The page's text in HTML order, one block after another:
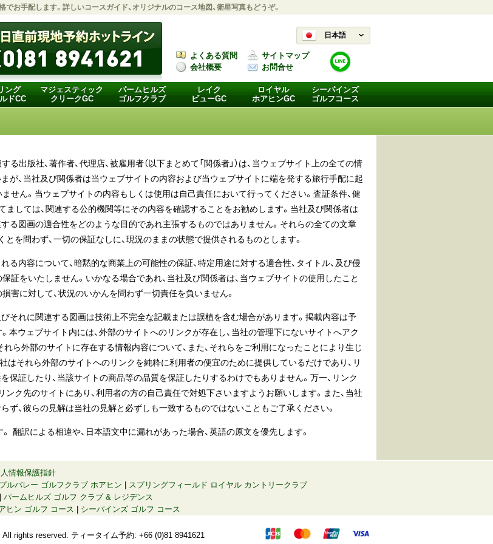
でお手配します。詳しいコースガイド、オリジナルのコース地図、衛星写真もどうぞ。
日本語
よくある質問
会社概要
サイトマップ
お問合せ
ング
ドCC
マジェスティック
クリークGC
パームヒルズ
ゴルフクラブ
レイク
ビューGC
ロイヤル
ホアヒンGC
シーパインズ
ゴルフコース
する出版社、著作者、代理店、被雇用者（以下まとめて「関係者」）は、当ウェブサイト上の全ての情
が、当社及び関係者は当ウェブサイトの内容および当ウェブサイトに端を発する旅行手配に起
せん。当ウェブサイトの内容もしくは使用は自己責任において行ってください。査証条件、健
ましては、関連する公的機関等にその内容を確認することをお勧めします。当社及び関係者は
る図画の適合性をどのような目的であれ主張するものではありません。それらの全ての文章
を問わず、一切の保証なしに、現況のままの状態で提供されるものとします。
内容について、暗黙的な商業上の可能性の保証、特定用途に対する適合性、タイトル、及び侵
証をいたしません。いかなる場合であれ、当社及び関係者は、当ウェブサイトの使用したこと
害に対して、状況のいかんを問わず一切責任を負いません。
それに関連する図画は技術上不完全な記載または誤植を含む場合があります。掲載内容は予
本ウェブサイト内には、外部のサイトへのリンクが存在し、当社の管理下にないサイトへアク
ら外部のサイトに存在する情報内容について、また、それらをご利用になったことにより生じ
はそれら外部のサイトへのリンクを純粋に利用者の便宜のために提供しているだけであり、リ
保証したり、当該サイトの商品等の品質を保証したりするわけでもありません。万一、リンク
ク先のサイトにあり、利用者の方の自己責任で対処下さいますようお願いします。また、当社
ず、彼らの見解は当社の見解と必ずしも一致するものではないこともご了承ください。
翻訳による相違や、日本語文中に漏れがあった場合、英語の原文を優先します。
情報保護指針
ルバレー ゴルフクラブ ホアヒン
スプリングフィールド ロイヤル カントリークラブ
パームヒルズ ゴルフ クラブ & レジデンス
ヒン ゴルフ コース シーパインズ ゴルフ コース
All rights reserved. ティータイム予約: +66 (0)81 8941621